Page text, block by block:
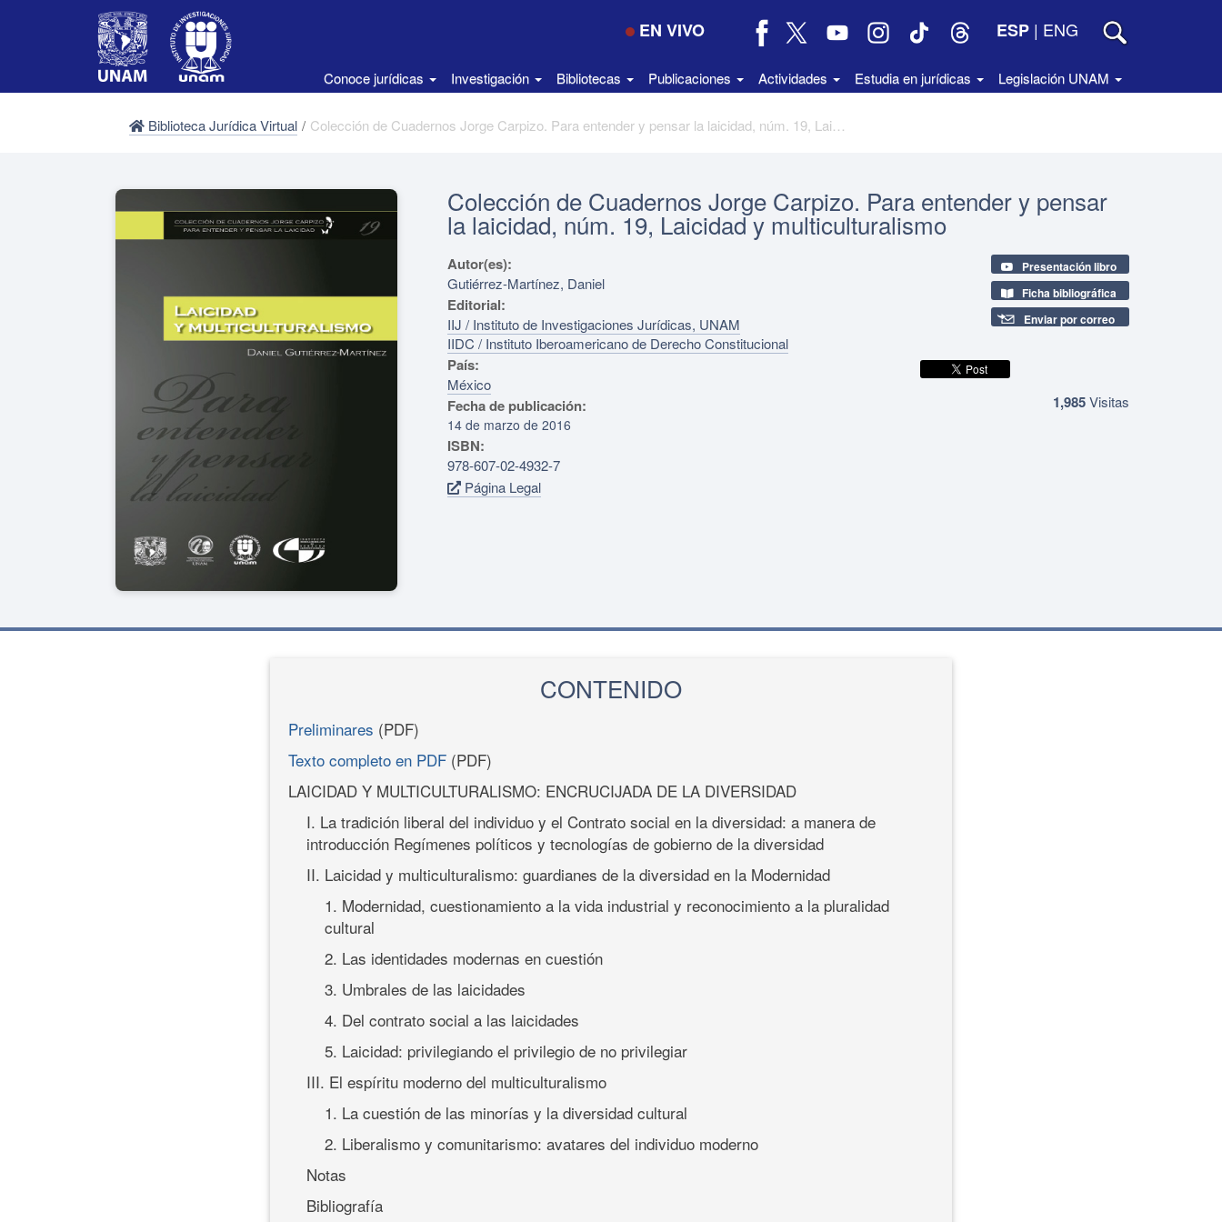
EN VIVO ESP | ENG
Conoce jurídicas Investigación Bibliotecas Publicaciones Actividades Estudia en jurídicas Legislación UNAM
Biblioteca Jurídica Virtual / Colección de Cuadernos Jorge Carpizo. Para entender y pensar la laicidad, núm. 19, Laicidad y multiculturalismo
Colección de Cuadernos Jorge Carpizo. Para entender y pensar
la laicidad, núm. 19, Laicidad y multiculturalismo
Autor(es):
Gutiérrez-Martínez, Daniel
Editorial:
IIJ / Instituto de Investigaciones Jurídicas, UNAM
IIDC / Instituto Iberoamericano de Derecho Constitucional
País:
México
Fecha de publicación:
14 de marzo de 2016
ISBN:
978-607-02-4932-7
Página Legal
Presentación libro
Ficha bibliográfica
Enviar por correo
1,985Visitas
CONTENIDO
Preliminares (PDF)
Texto completo en PDF (PDF)
LAICIDAD Y MULTICULTURALISMO: ENCRUCIJADA DE LA DIVERSIDAD
I. La tradición liberal del individuo y el Contrato social en la diversidad: a manera de
introducción Regímenes políticos y tecnologías de gobierno de la diversidad
II. Laicidad y multiculturalismo: guardianes de la diversidad en la Modernidad
1. Modernidad, cuestionamiento a la vida industrial y reconocimiento a la pluralidad
cultural
2. Las identidades modernas en cuestión
3. Umbrales de las laicidades
4. Del contrato social a las laicidades
5. Laicidad: privilegiando el privilegio de no privilegiar
III. El espíritu moderno del multiculturalismo
1. La cuestión de las minorías y la diversidad cultural
2. Liberalismo y comunitarismo: avatares del individuo moderno
Notas
Bibliografía